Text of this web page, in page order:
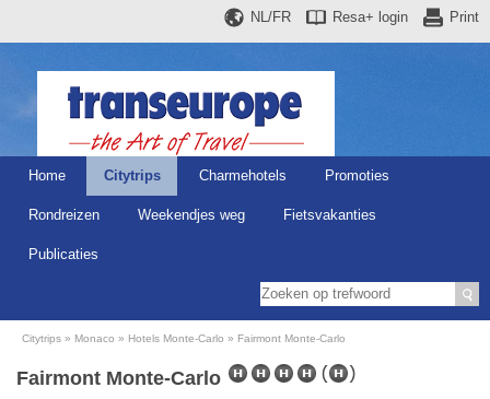
Print
Resa+ login
NL/FR
Home Citytrips Charmehotels Promoties
Rondreizen Weekendjes weg Fietsvakanties
Publicaties
Citytrips Monaco Hotels Monte-Carlo Fairmont Monte-Carlo
Fairmont Monte-Carlo